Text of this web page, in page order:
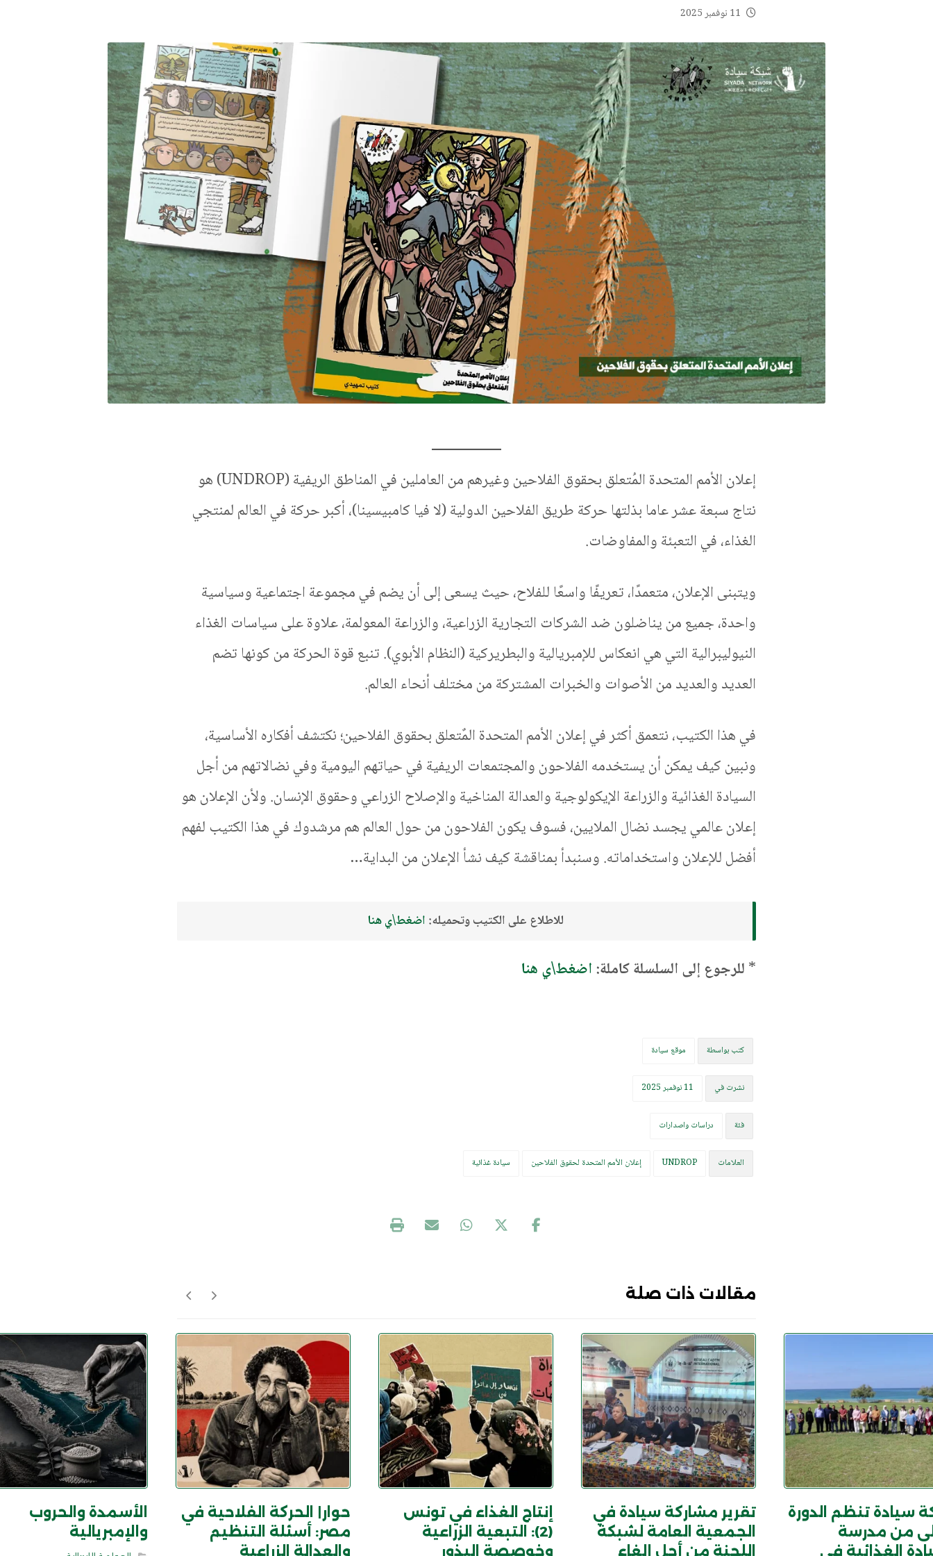
11 نوفمبر 2025
إعلان الأمم المتحدة المُتعلق بحقوق الفلاحين وغيرهم من العاملين في المناطق الريفية (UNDROP) هو
نتاج سبعة عشر عاما بذلتها حركة طريق الفلاحين الدولية (لا فيا كامبيسينا)، أكبر حركة في العالم لمنتجي
الغذاء، في التعبئة والمفاوضات.
ويتبنى الإعلان، متعمدًا، تعريفًا واسعًا للفلاح، حيث يسعى إلى أن يضم في مجموعة اجتماعية وسياسية
واحدة، جميع من يناضلون ضد الشركات التجارية الزراعية، والزراعة المعولمة، علاوة على سياسات الغذاء
النيوليبرالية التي هي انعكاس للإمبريالية والبطريركية (النظام الأبوي). تنبع قوة الحركة من كونها تضم
العديد والعديد من الأصوات والخبرات المشتركة من مختلف أنحاء العالم.
في هذا الكتيب، نتعمق أكثر في إعلان الأمم المتحدة المٌتعلق بحقوق الفلاحين؛ نكتشف أفكاره الأساسية،
ونبين كيف يمكن أن يستخدمه الفلاحون والمجتمعات الريفية في حياتهم اليومية وفي نضالاتهم من أجل
السيادة الغذائية والزراعة الإيكولوجية والعدالة المناخية والإصلاح الزراعي وحقوق الإنسان. ولأن الإعلان هو
إعلان عالمي يجسد نضال الملايين، فسوف يكون الفلاحون من حول العالم هم مرشدوك في هذا الكتيب لفهم
أفضل للإعلان واستخداماته. وسنبدأ بمناقشة كيف نشأ الإعلان من البداية…
للاطلاع على الكتيب وتحميله: اضغط\ي هنا
*للرجوع إلى السلسلة كاملة:اضغط\ي هنا
كتب بواسطة موقع سيادة
نشرت في 11 نوفمبر 2025
فئة دراسات واصدارات
العلامات UNDROP إعلان الأمم المتحدة لحقوق الفلاحين سيادة غذائية
مقالات ذات صلة
سيادة تنظم الدورة
من مدرسة
الغذائية في
تقرير مشاركة سيادة في
الجمعية العامة لشبكة
اللجنة من أجل إلغاء
إنتاج الغذاء في تونس
(2): التبعية الزراعية
وخوصصة البذور
حوار| الحركة الفلاحية في
مصر: أسئلة التنظيم
والعدالة الزراعية
الأسمدة والحروب
والإمبريالية